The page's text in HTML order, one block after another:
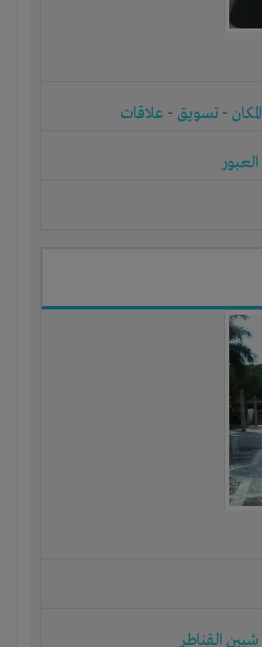
المكان - تسويق - علاقات
العبور
شبين القناطر